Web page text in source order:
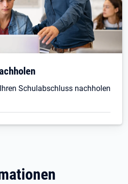
Schulabschluss nachholen